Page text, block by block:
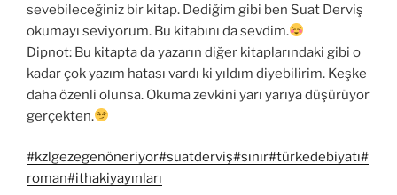
sevebileceğiniz bir kitap. Dediğim gibi ben Suat Derviş
okumayı seviyorum. Bu kitabını da sevdim.
Dipnot: Bu kitapta da yazarın diğer kitaplarındaki gibi o
kadar çok yazım hatası vardı ki yıldım diyebilirim. Keşke
daha özenli olunsa. Okuma zevkini yarı yarıya düşürüyor
gerçekten.
#kzlgezegenöneriyor#suatderviş#sınır#türkedebiyatı#
roman#ithakiyayınları